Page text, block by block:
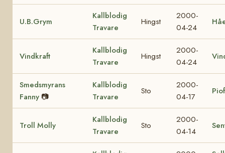
U.B.Grym
Kallblodig
Travare
Hingst
2000-
04-24
Vindkraft
Kallblodig
Travare
Hingst
2000-
04-24
Smedsmyrans
Fanny 📷
Kallblodig
Travare
Sto
2000-
04-17
Troll Molly
Kallblodig
Travare
Sto
2000-
04-14